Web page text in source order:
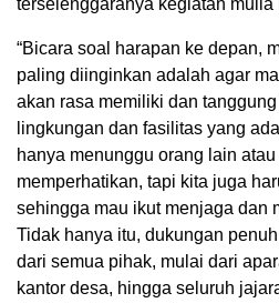
“Bicara soal harapan ke depan,
paling diinginkan adalah agar
akan rasa memiliki dan
lingkungan dan fasilitas yang
hanya menunggu orang lain
memperhatikan, tapi kita juga
sehingga mau ikut menjaga dan
Tidak hanya itu, dukungan
dari semua pihak, mulai dari
kantor desa, hingga seluruh